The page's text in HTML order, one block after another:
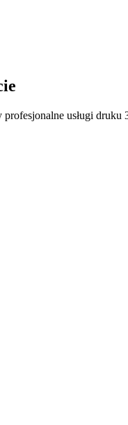
usługi